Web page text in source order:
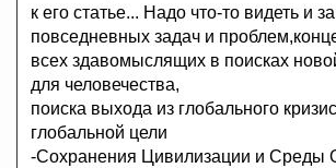
к его статье... Надо что-то видеть и
повседневных задач и
всех здавомыслящих в поисках
для человечества,
поиска выхода из глобального
глобальной цели
-Сохранения Цивилизации и Среды